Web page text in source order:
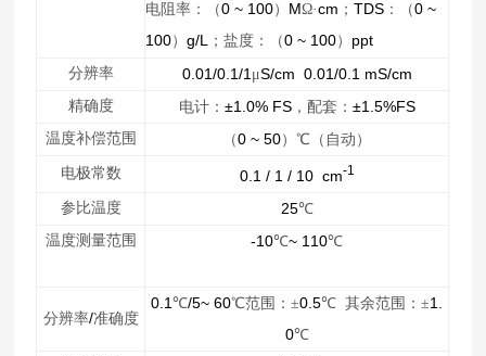
电阻率：（0 ~ 100） MΩ·cm ；TDS ：（0 ~
100）g/L ；盐度：（0 ~ 100） ppt
分辨率 0.01/0.1/1 μS/cm 0.01/0.1 mS/cm
精确度 电计： ±1.0% FS，配套： ±1.5%FS
温度补偿范围 （0 ~ 50）℃（自动）
电极常数 0.1 / 1 / 10 cm-1
参比温度 25℃
温度测量范围
-10℃~ 110℃
分辨率/准确度
0.1℃/5~ 60℃范围：±0.5℃ 其余范围：±1.
0℃